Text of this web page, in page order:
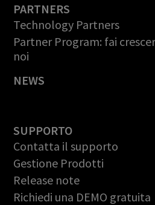
PARTNERS
Technology Partners
Partner Program: fai
noi
NEWS
SUPPORTO
Contatta il supporto
Gestione Prodotti
Release note
Richiedi una DEMO gratuita